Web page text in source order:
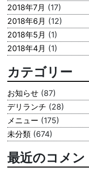
2018年7月 (17)
2018年6月 (12)
2018年5月 (1)
2018年4月 (1)
カテゴリー
お知らせ (87)
デリランチ (28)
メニュー (175)
未分類 (674)
最近のコメン